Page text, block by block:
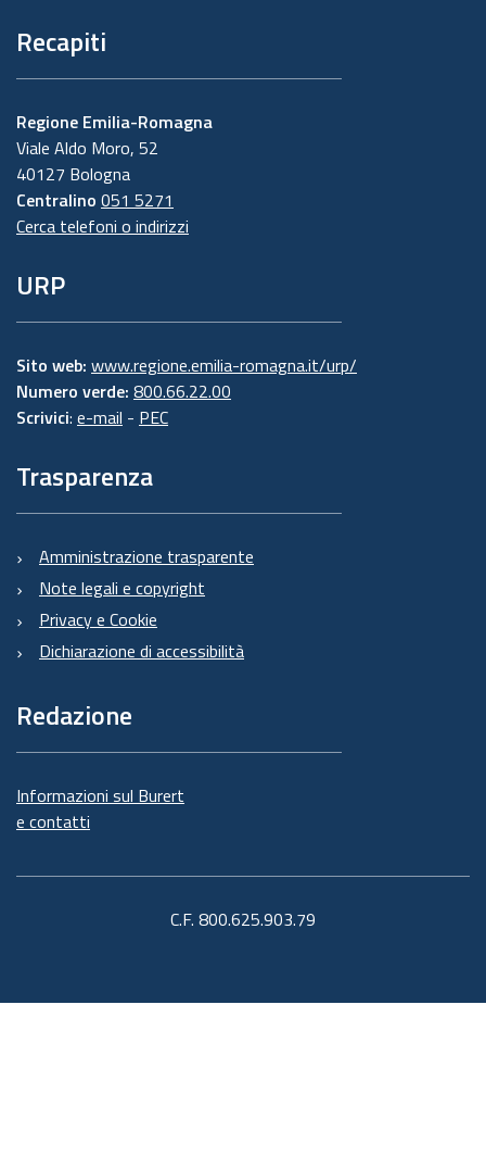
Recapiti
Regione Emilia-Romagna
Viale Aldo Moro, 52
40127 Bologna
Centralino 051 5271
Cerca telefoni o indirizzi
URP
Sito web: www.regione.emilia-romagna.it/urp/
Numero verde: 800.66.22.00
Scrivici: e-mail - PEC
Trasparenza
Amministrazione trasparente
Note legali e copyright
Privacy e Cookie
Dichiarazione di accessibilità
Redazione
Informazioni sul Burert
e contatti
C.F. 800.625.903.79